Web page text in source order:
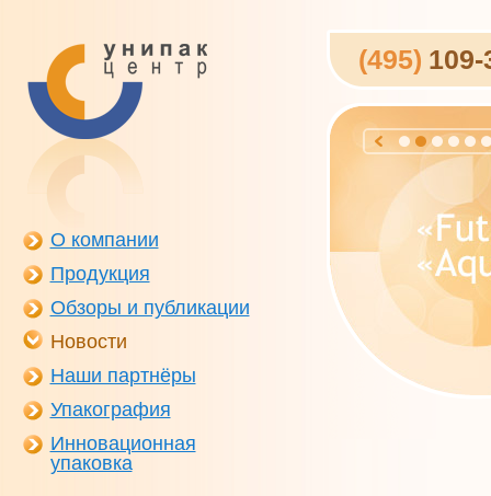
О компании
Продукция
Обзоры и публикации
Новости
Наши партнёры
Упакография
Инновационная
упаковка
(495) 109-